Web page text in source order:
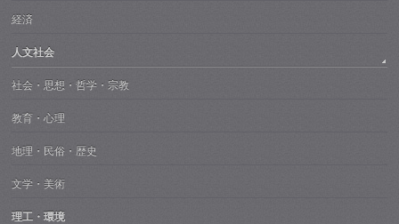
経済
人文社会
社会・思想・哲学・宗教
教育・心理
地理・民俗・歴史
文学・美術
理工・環境